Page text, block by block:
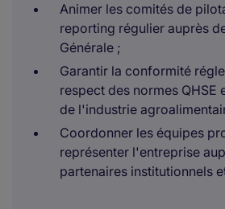
Animer les comités de
reporting régulier auprès
Générale ;
Garantir la conformité
respect des normes QHSE
de l'industrie
Coordonner les équipes
représenter l'entreprise
partenaires institutionnels